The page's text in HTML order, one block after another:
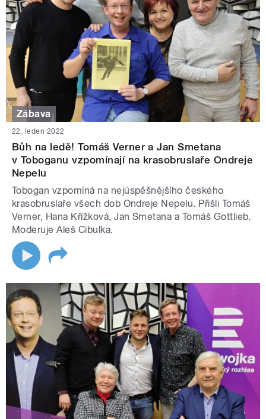
Zábava
22. leden 2022
Bůh na ledě! Tomáš Verner a Jan Smetana
v Toboganu vzpomínají na krasobruslaře Ondreje
Nepelu
Tobogan vzpomíná na nejúspěšnějšího českého
krasobruslaře všech dob Ondreje Nepelu. Přišli Tomáš
Verner, Hana Křížková, Jan Smetana a Tomáš Gottlieb.
Moderuje Aleš Cibulka.